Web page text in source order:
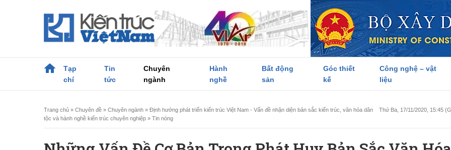
Tạp
chí
Tin
tức
Chuyên
ngành
Hành
nghề
Bất động
sản
Góc thiết
kế
Công nghệ – vật
liệu
Trang chủ » Chuyên đề » Chuyên ngành » Định hướng phát triển kiến trúc Việt Nam - Vấn đề nhận diện bản sắc kiến trúc, văn hóa dân
tộc và hành nghề kiến trúc chuyên nghiệp » Tin nóng
Thứ Ba, 17/11/2020, 15:45